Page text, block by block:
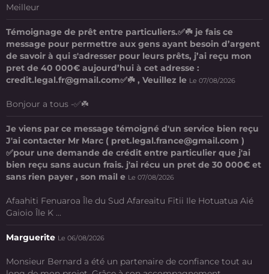
Meilleur
Témoignage de prêt entre particuliers.✅☘️ je fais ce
message pour permettre aux gens ayant besoin d’argent
de savoir à qui s'adresser pour leurs prêts, j’ai reçu mon
pret de 40 000€ aujourd’hui à cet adresse :
credit.legal.fr@gmail.com✅☘️ , Veuillez le Le 07/08/2026
Bonjour a tous -✅☘️
Je viens par ce message témoigné d'un service bien reçu
J'ai contacter Mr Marc ( pret.legal.france@gmail.com )
✅pour une demande de crédit entre particulier que j'ai
bien reçu sans aucun frais. j'ai récu un pret de 30 000€ et
sans rien payer , son mail e Le 07/08/2026
Afaahiti Fenuaroa Île du Sud Afareaitu Fitii Ile Hotuatua Aié
Gaioio Île K ...
Marguerite Le 06/08/2026
Monsieur Bernard a été un partenaire de confiance tout au